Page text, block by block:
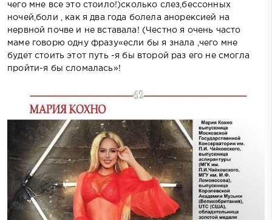
чего мне все это стоило!)сколько слез,бессонных
ночей,боли , как я два года болела анорексией на
нервной почве и не вставала! (Честно я очень часто
маме говорю одну фразу«если бы я знала ,чего мне
будет стоить этот путь -я бы второй раз его не смогла
пройти-я бы сломалась»!